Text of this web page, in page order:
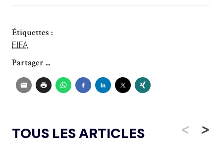
Étiquettes :
FIFA
Partager ...
TOUS LES ARTICLES < >